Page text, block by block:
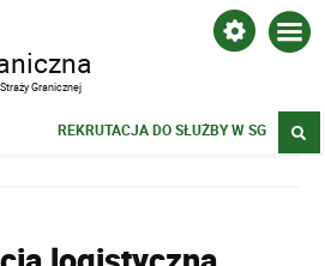
Granicznej
REKRUTACJA DO SŁUŻBY W SG